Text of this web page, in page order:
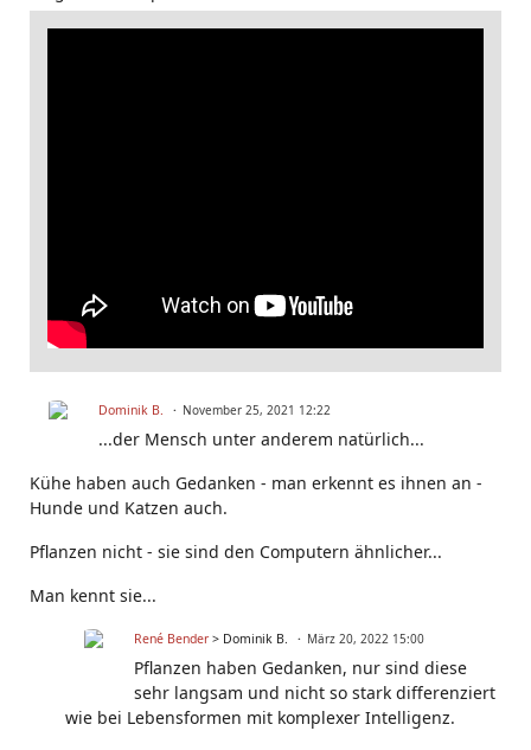
Dominik B. November 25, 2021 12:22
...der Mensch unter anderem natürlich...
Kühe haben auch Gedanken - man erkennt es ihnen an -
Hunde und Katzen auch.
Pflanzen nicht - sie sind den Computern ähnlicher...
Man kennt sie...
René Bender > Dominik B. März 20, 2022 15:00
Pflanzen haben Gedanken, nur sind diese
sehr langsam und nicht so stark differenziert
wie bei Lebensformen mit komplexer Intelligenz.